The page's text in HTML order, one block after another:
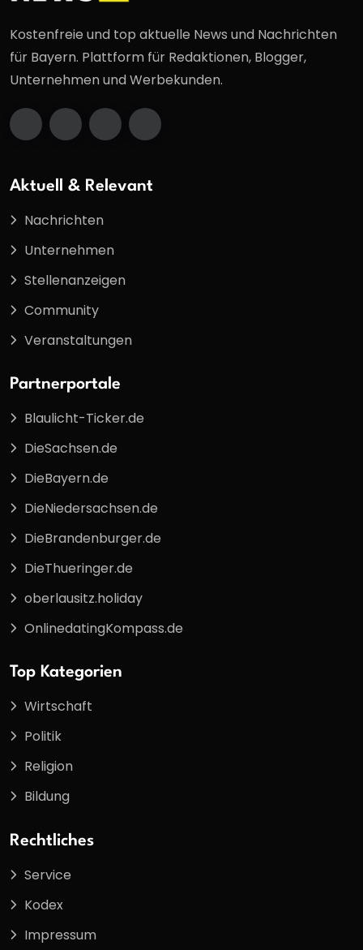
Kostenfreie und top aktuelle News und Nachrichten
für Bayern. Plattform für Redaktionen, Blogger,
Unternehmen und Werbekunden.
Aktuell & Relevant
Nachrichten
Unternehmen
Stellenanzeigen
Community
Veranstaltungen
Partnerportale
Blaulicht-Ticker.de
DieSachsen.de
DieBayern.de
DieNiedersachsen.de
DieBrandenburger.de
DieThueringer.de
oberlausitz.holiday
OnlinedatingKompass.de
Top Kategorien
Wirtschaft
Politik
Religion
Bildung
Rechtliches
Service
Kodex
Impressum